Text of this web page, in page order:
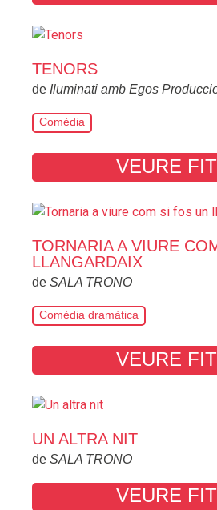
TENORS
de Iluminati amb Egos
Comèdia
VEURE
TORNARIA A VIURE
LLANGARDAIX
de SALA TRONO
Comèdia dramàtica
VEURE
UN ALTRA NIT
de SALA TRONO
VEURE